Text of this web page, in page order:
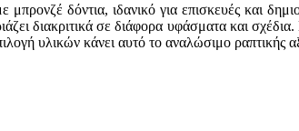
μπρονζέ δόντια, ιδανικό για επισκευές και
διακριτικά σε διάφορα υφάσματα και
υλικών κάνει αυτό το αναλώσιμο ραπτικής